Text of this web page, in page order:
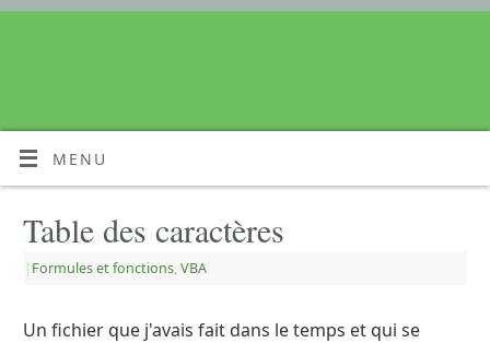
MENU
Table des caractères
| Formules et fonctions, VBA
Un fichier que j'avais fait dans le temps et qui se